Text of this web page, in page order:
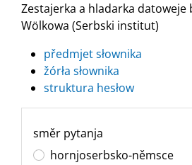
Zestajerka a hladarka datoweje
Wölkowa (Serbski institut)
předmjet słownika
žórła słownika
struktura hesłow
směr pytanja
hornjoserbsko-němsce